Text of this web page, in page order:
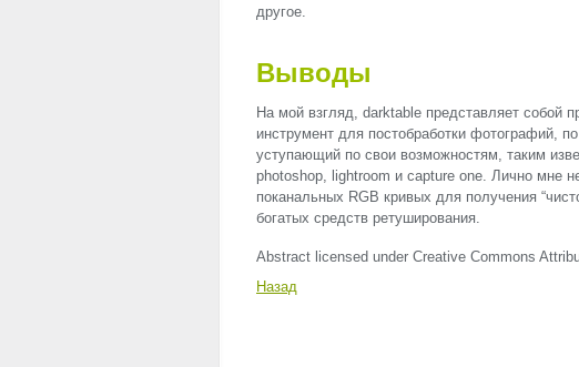
другое.
Выводы
На мой взгляд, darktable представляет собой
инструмент для постобработки фотографий,
уступающий по свои возможностям, таким
photoshop, lightroom и capture one. Лично мне
поканальных RGB кривых для получения
богатых средств ретуширования.
Abstract licensed under Creative Commons
Назад